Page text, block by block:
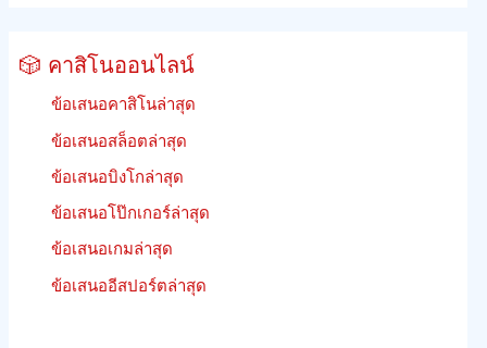
🎲 คาสิโนออนไลน์
ข้อเสนอคาสิโนล่าสุด
ข้อเสนอสล็อตล่าสุด
ข้อเสนอบิงโกล่าสุด
ข้อเสนอโป๊กเกอร์ล่าสุด
ข้อเสนอเกมล่าสุด
ข้อเสนออีสปอร์ตล่าสุด